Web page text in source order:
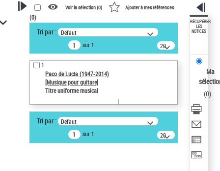
VOTRE RECHERCHE
Recherche avancée dans les
notices d’autorité
Œuvres liées à l'auteur :
Paco de Lucía (1947-2014)
Statut de la notice d’autorité
Type de notice d'autorité
Voir la sélection (0) Ajouter à mes références
(0)
Tri par : Défaut
sur 1
20
résultats/page
1
Paco de Lucía (1947-2014)
[Musique pour guitare]
Titre uniforme musical
Tri par : Défaut
sur 1
20
résultats/page
RÉCUPÉRER
LES
NOTICES
Ma
(0)